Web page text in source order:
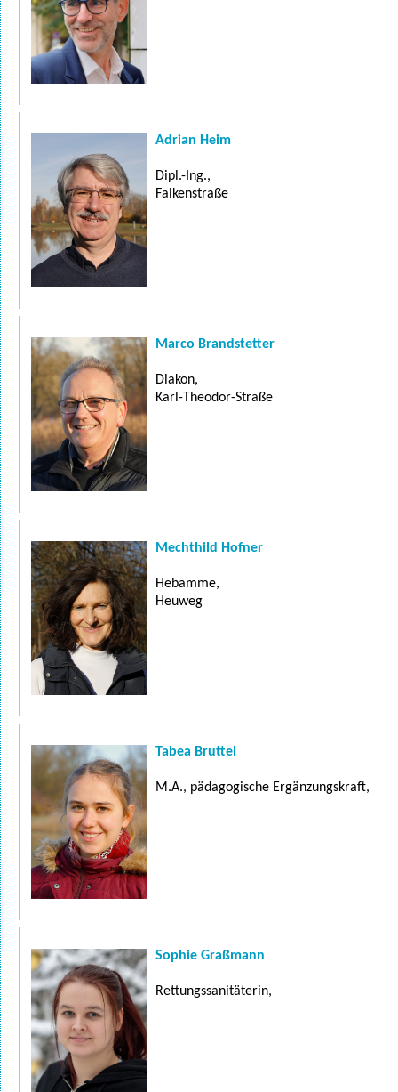
Adrian Heim
Dipl.-Ing.,
Falkenstraße
Marco Brandstetter
Diakon,
Karl-Theodor-Straße
Mechthild Hofner
Hebamme,
Heuweg
Tabea Bruttel
M.A., pädagogische Ergänzungskraft,
Sophie Graßmann
Rettungssanitäterin,